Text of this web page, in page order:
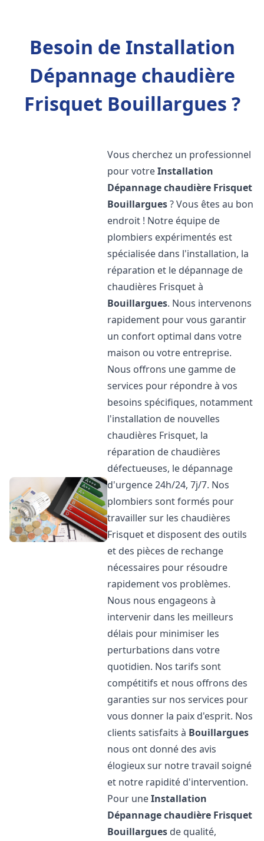
Besoin de Installation
Dépannage chaudière
Frisquet Bouillargues ?
Vous cherchez un professionnel
pour votreInstallation
Dépannage chaudière Frisquet
Bouillargues? Vous êtes au bon
endroit ! Notre équipe de
plombiers expérimentés est
spécialisée dans l'installation, la
réparation et le dépannage de
chaudières Frisquet à
Bouillargues. Nous intervenons
rapidement pour vous garantir
un confort optimal dans votre
maison ou votre entreprise.
Nous offrons une gamme de
services pour répondre à vos
besoins spécifiques, notamment
l'installation de nouvelles
chaudières Frisquet, la
réparation de chaudières
défectueuses, le dépannage
d'urgence 24h/24, 7j/7. Nos
plombiers sont formés pour
travailler sur les chaudières
Frisquet et disposent des outils
et des pièces de rechange
nécessaires pour résoudre
rapidement vos problèmes.
Nous nous engageons à
intervenir dans les meilleurs
délais pour minimiser les
perturbations dans votre
quotidien. Nos tarifs sont
compétitifs et nous offrons des
garanties sur nos services pour
vous donner la paix d'esprit. Nos
clients satisfaits à Bouillargues
nous ont donné des avis
élogieux sur notre travail soigné
et notre rapidité d'intervention.
Pour uneInstallation
Dépannage chaudière Frisquet
Bouillargues de qualité,